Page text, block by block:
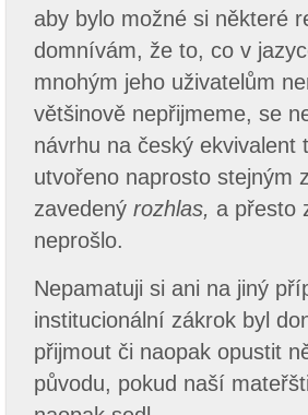
aby bylo možné si některé
domnívám, že to, co v
mnohým jeho uživatelům
většinově nepřijmeme, se
návrhu na český ekvivalent
utvořeno naprosto stejným
zavedený rozhlas, a přesto
neprošlo.
Nepamatuji si ani na jiný
institucionální zákrok byl
přijmout či naopak opustit
původu, pokud naší